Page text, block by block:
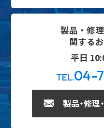
製品・修
関する
平日
TEL.04-
製品・修理